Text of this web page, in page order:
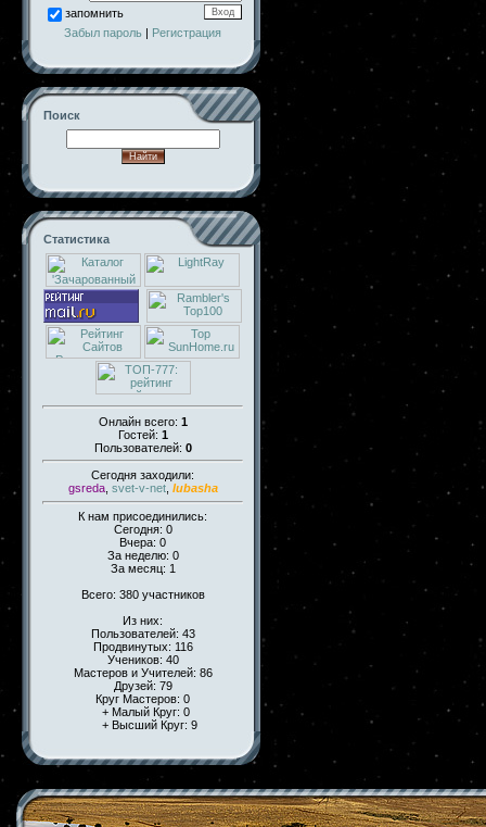
запомнить
Забыл пароль | Регистрация
Поиск
Статистика
Онлайн всего: 1
Гостей: 1
Пользователей: 0
Сегодня заходили:
gsreda, svet-v-net, lubasha
К нам присоединились:
Сегодня: 0
Вчера: 0
За неделю: 0
За месяц: 1
Всего: 380 участников
Из них:
Пользователей: 43
Продвинутых: 116
Учеников: 40
Мастеров и Учителей: 86
Друзей: 79
Круг Мастеров: 0
+ Малый Круг: 0
+ Высший Круг: 9